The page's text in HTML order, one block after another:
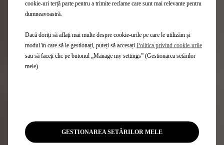
Dar, ca să fiu sincer, este în regulă pentru că sunt
recunoscător și nu poți fi mereu primul. Am avut o cursă
până pe poziția a 11-a, fiind gata să termin acolo sau cu
o poziție mai sus, până când am ajuns în turul final și
mașina mea s-a oprit. Încă nu știm despre ce este
vorba; în timp ce vorbim încerc să-mi dau seama ce s-a
cookie-uri terță parte pentru a trimite reclame care sunt mai relevante pentru
dumneavoastră.
Dacă doriți să aflați mai multe despre cookie-urile pe care le utilizăm și
modul în care să le gestionați, puteți să accesați Politica privind cookie-urile
sau să faceți clic pe butonul „Manage my settings” (Gestionarea setărilor
mele).
GESTIONAREA SETĂRILOR MELE